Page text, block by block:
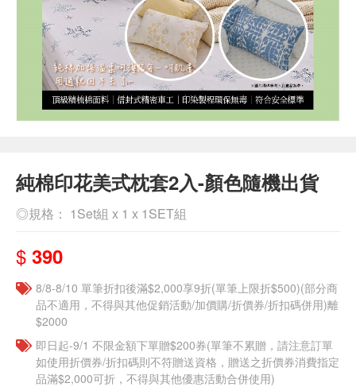
純棉印花美式枕套2入-顏色隨機出貨
◎規格： 1Set組 x 1 x 1SET組
$ 390
8/8-8/10 單筆折扣後滿$2,000享9折(單筆上限折$500)(部分商
品不適用，不得與其他促銷活動/加價購/折價券/折扣碼併用)離
$2000
即日起-9/1 不限金額下單贈$200券(單筆不累贈，請注意訂單
如使用折價券/折扣碼則不符贈送資格，贈送之折價券消費指定
品滿$2,000可折，不得與其他優惠活動合併使用)